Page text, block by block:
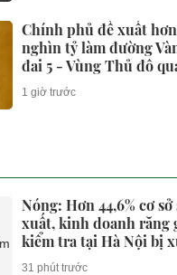
Chính phủ đề xuất
nghìn tỷ làm đường
đai 5 - Vùng Thủ đô
địa phương
1 giờ trước
Nóng: Hơn 44,6% cơ sở
xuất, kinh doanh răng
kiểm tra tại Hà Nội bị
phạt
31 phút trước